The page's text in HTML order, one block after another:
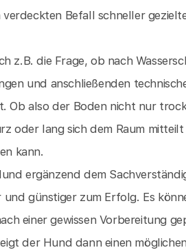
verdeckten Befall schneller
z.B. die Frage, ob nach
und anschließenden
Ob also der Boden nicht nur
oder lang sich dem Raum
kann.
ergänzend dem
günstiger zum Erfolg. Es
einer gewissen Vorbereitung
der Hund dann einen